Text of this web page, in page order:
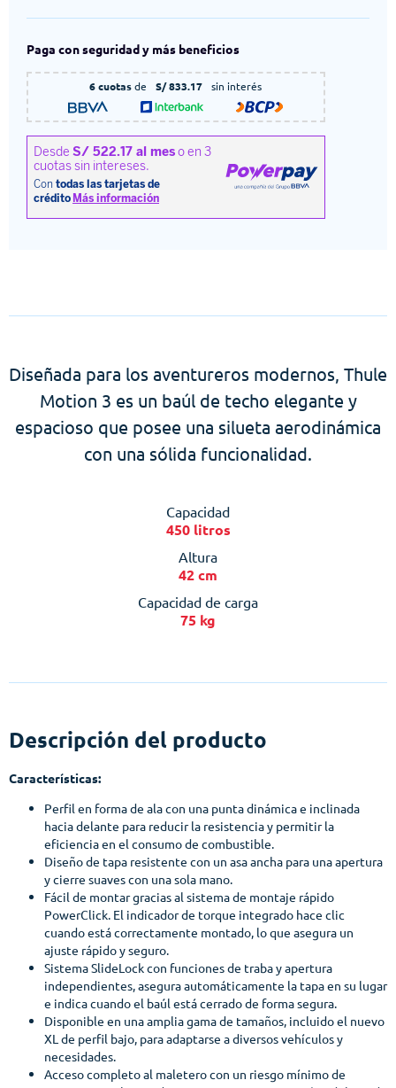
Paga con seguridad y más beneficios
6 cuotasde S/ 833.17 sin interés
Diseñada para los aventureros modernos, Thule
Motion 3 es un baúl de techo elegante y
espacioso que posee una silueta aerodinámica
con una sólida funcionalidad.
Capacidad
450 litros
Altura
42 cm
Capacidad de carga
75 kg
Descripción del producto
Características:
Perfil en forma de ala con una punta dinámica e inclinada
hacia delante para reducir la resistencia y permitir la
eficiencia en el consumo de combustible.
Diseño de tapa resistente con un asa ancha para una apertura
y cierre suaves con una sola mano.
Fácil de montar gracias al sistema de montaje rápido
PowerClick. El indicador de torque integrado hace clic
cuando está correctamente montado, lo que asegura un
ajuste rápido y seguro.
Sistema SlideLock con funciones de traba y apertura
independientes, asegura automáticamente la tapa en su lugar
e indica cuando el baúl está cerrado de forma segura.
Disponible en una amplia gama de tamaños, incluido el nuevo
XL de perfil bajo, para adaptarse a diversos vehículos y
necesidades.
Acceso completo al maletero con un riesgo mínimo de